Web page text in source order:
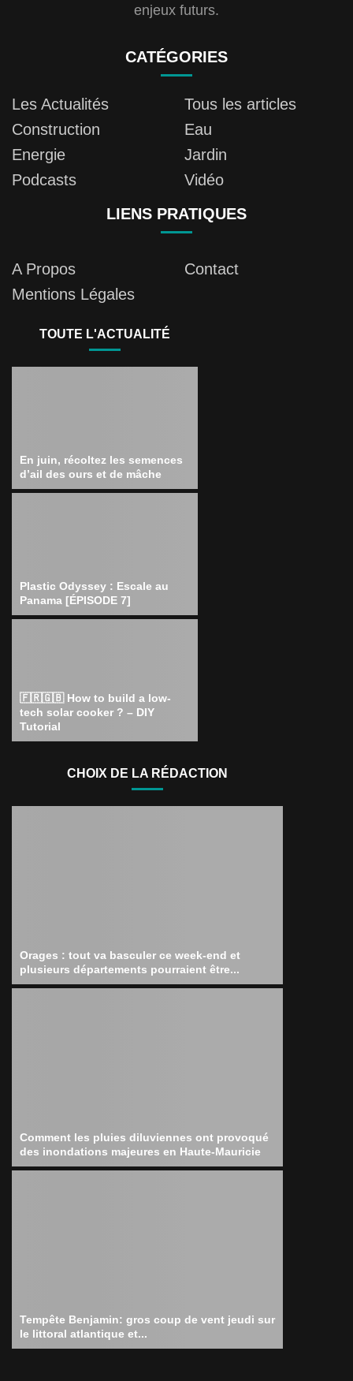
enjeux futurs.
CATÉGORIES
Les Actualités
Tous les articles
Construction
Eau
Energie
Jardin
Podcasts
Vidéo
LIENS PRATIQUES
A Propos
Contact
Mentions Légales
TOUTE L'ACTUALITÉ
En juin, récoltez les semences
d’ail des ours et de mâche
Plastic Odyssey : Escale au
Panama [ÉPISODE 7]
🇫🇷🇬🇧 How to build a low-
tech solar cooker ? – DIY
Tutorial
CHOIX DE LA RÉDACTION
Orages : tout va basculer ce week-end et
plusieurs départements pourraient être...
Comment les pluies diluviennes ont provoqué
des inondations majeures en Haute-Mauricie
Tempête Benjamin: gros coup de vent jeudi sur
le littoral atlantique et...